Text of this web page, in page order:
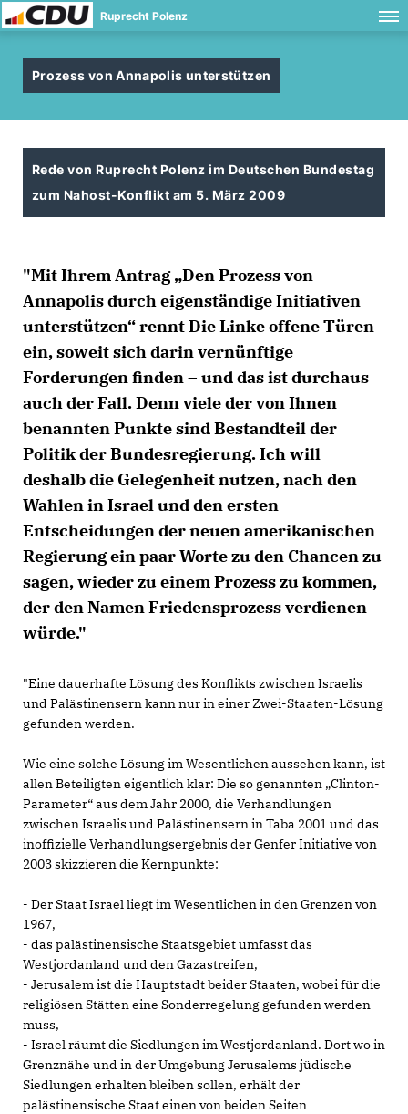
Ruprecht Polenz
Prozess von Annapolis unterstützen
Rede von Ruprecht Polenz im Deutschen Bundestag
zum Nahost-Konflikt am 5. März 2009
"Mit Ihrem Antrag „Den Prozess von
Annapolis durch eigenständige Initiativen
unterstützen“ rennt Die Linke offene Türen
ein, soweit sich darin vernünftige
Forderungen finden – und das ist durchaus
auch der Fall. Denn viele der von Ihnen
benannten Punkte sind Bestandteil der
Politik der Bundesregierung. Ich will
deshalb die Gelegenheit nutzen, nach den
Wahlen in Israel und den ersten
Entscheidungen der neuen amerikanischen
Regierung ein paar Worte zu den Chancen zu
sagen, wieder zu einem Prozess zu kommen,
der den Namen Friedensprozess verdienen
würde."
"Eine dauerhafte Lösung des Konflikts zwischen Israelis
und Palästinensern kann nur in einer Zwei-Staaten-Lösung
gefunden werden.
Wie eine solche Lösung im Wesentlichen aussehen kann, ist
allen Beteiligten eigentlich klar: Die so genannten „Clinton-
Parameter“ aus dem Jahr 2000, die Verhandlungen
zwischen Israelis und Palästinensern in Taba 2001 und das
inoffizielle Verhandlungsergebnis der Genfer Initiative von
2003 skizzieren die Kernpunkte:
- Der Staat Israel liegt im Wesentlichen in den Grenzen von
1967,
- das palästinensische Staatsgebiet umfasst das
Westjordanland und den Gazastreifen,
- Jerusalem ist die Hauptstadt beider Staaten, wobei für die
religiösen Stätten eine Sonderregelung gefunden werden
muss,
- Israel räumt die Siedlungen im Westjordanland. Dort wo in
Grenznähe und in der Umgebung Jerusalems jüdische
Siedlungen erhalten bleiben sollen, erhält der
palästinensische Staat einen von beiden Seiten